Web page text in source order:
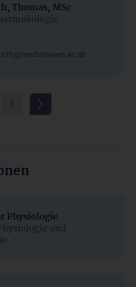
Thomas, MSc
1
Physiologie
und